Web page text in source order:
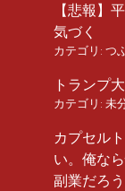
【悲報】
気づく
カテゴリ: つ
トランプ
カテゴリ: 未
カプセル
い。俺な
副業だろう